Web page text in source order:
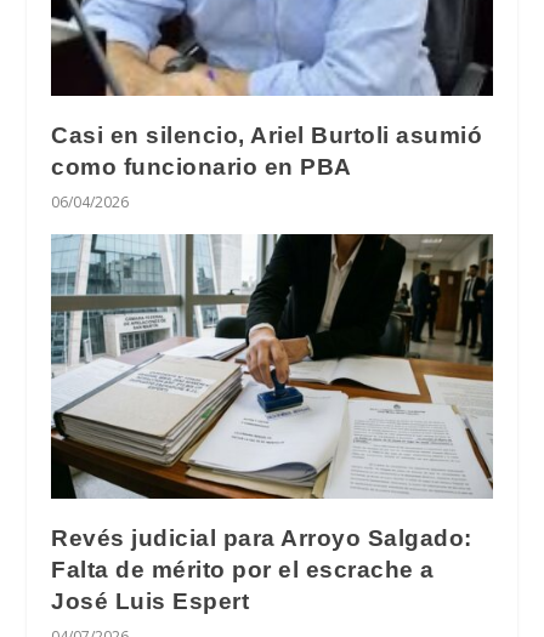
Casi en silencio, Ariel Burtoli asumió
como funcionario en PBA
06/04/2026
Revés judicial para Arroyo Salgado:
Falta de mérito por el escrache a
José Luis Espert